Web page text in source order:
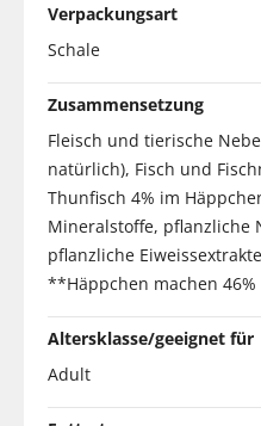
Verpackungsart
Schale
Zusammensetzung
Fleisch und tierische
natürlich), Fisch und
Thunfisch 4% im
Mineralstoffe, pflanzliche
pflanzliche
**Häppchen machen 46%
Altersklasse/geeignet für
Adult